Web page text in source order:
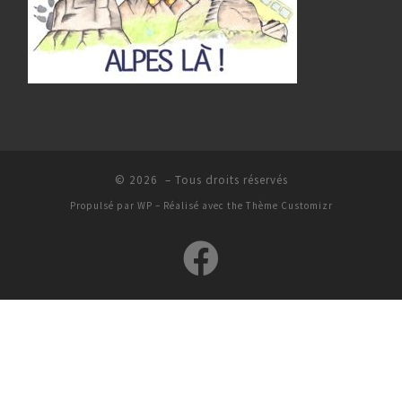
© 2026 – Tous droits réservés
Propulsé par WP – Réalisé avec the Thème Customizr